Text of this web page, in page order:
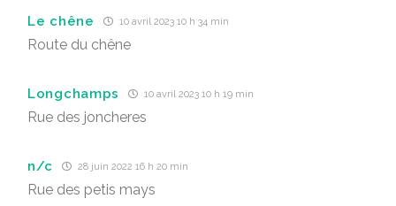
Le chêne 10 avril 2023 10 h 34 min
Route du chêne
Longchamps 10 avril 2023 10 h 19 min
Rue des joncheres
n/c 28 juin 2022 16 h 20 min
Rue des petis mays